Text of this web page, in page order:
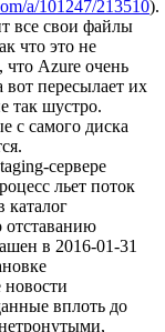
a/101247/213510).
все свои файлы
что это не
что Azure очень
вот пересылает их
так шустро.
с самого диска
сервере
льет поток
каталог
отставанию
в 2016-01-31
вплоть до